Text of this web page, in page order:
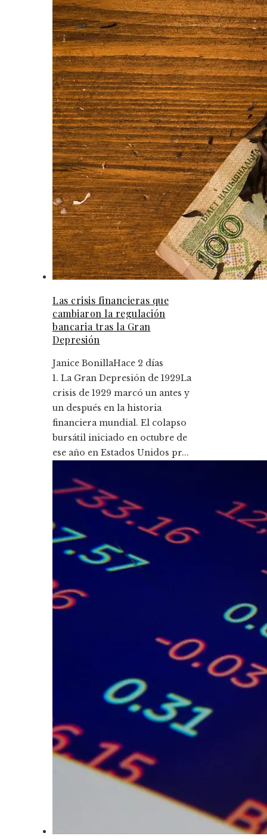
Las crisis financieras que
cambiaron la regulación
bancaria tras la Gran
Depresión
Janice BonillaHace 2 días
1. La Gran Depresión de 1929La
crisis de 1929 marcó un antes y
un después en la historia
financiera mundial. El colapso
bursátil iniciado en octubre de
ese año en Estados Unidos pr...